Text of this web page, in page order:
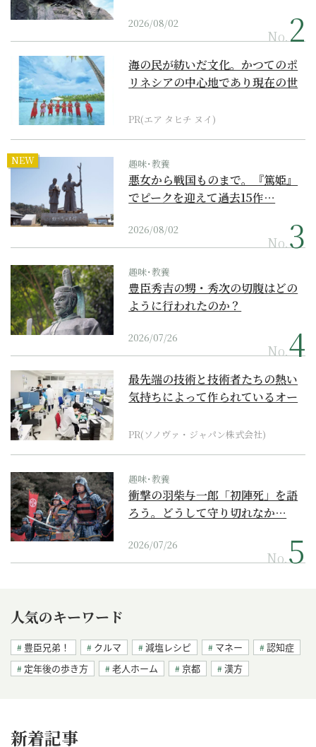
2026/08/02
No.
海の民が紡いだ文化。かつてのポ
リネシアの中心地であり現在の世
PR(エア タヒチ ヌイ)
NEW 趣味･教養
悪女から戦国ものまで。『篤姫』
でピークを迎えて過去15作…
2026/08/02
No.
趣味･教養
豊臣秀吉の甥・秀次の切腹はどの
ように行われたのか？
2026/07/26
No.
最先端の技術と技術者たちの熱い
気持ちによって作られているオー
PR(ソノヴァ・ジャパン株式会社)
趣味･教養
衝撃の羽柴与一郎「初陣死」を語
ろう。どうして守り切れなか…
2026/07/26
No.
人気のキーワード
豊臣兄弟！ クルマ 減塩レシピ マネー
認知症
定年後の歩き方
老人ホーム 京都 漢方
新着記事